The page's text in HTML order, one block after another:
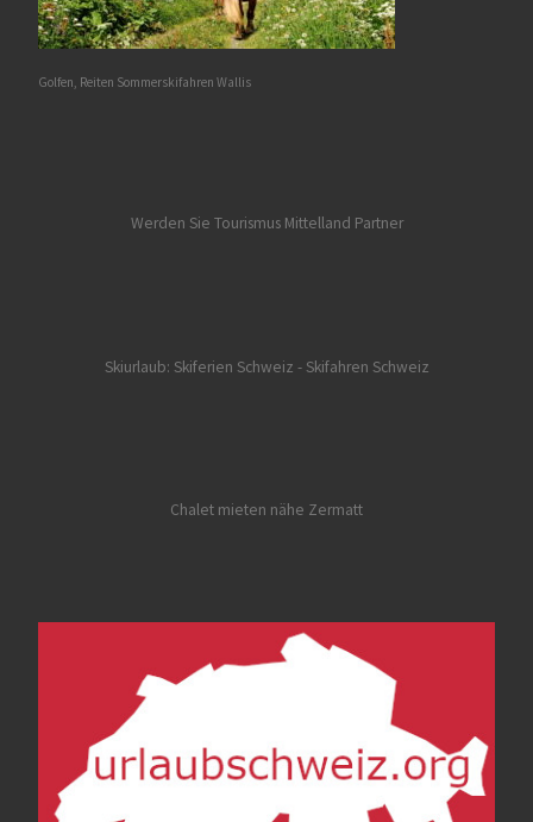
Golfen, Reiten Sommerskifahren Wallis
Werden Sie Tourismus Mittelland Partner
Skiurlaub: Skiferien Schweiz - Skifahren Schweiz
Chalet mieten nähe Zermatt